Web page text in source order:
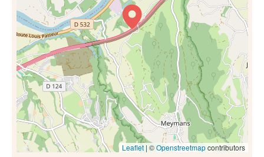
Leaflet| ©Openstreetmapcontributors